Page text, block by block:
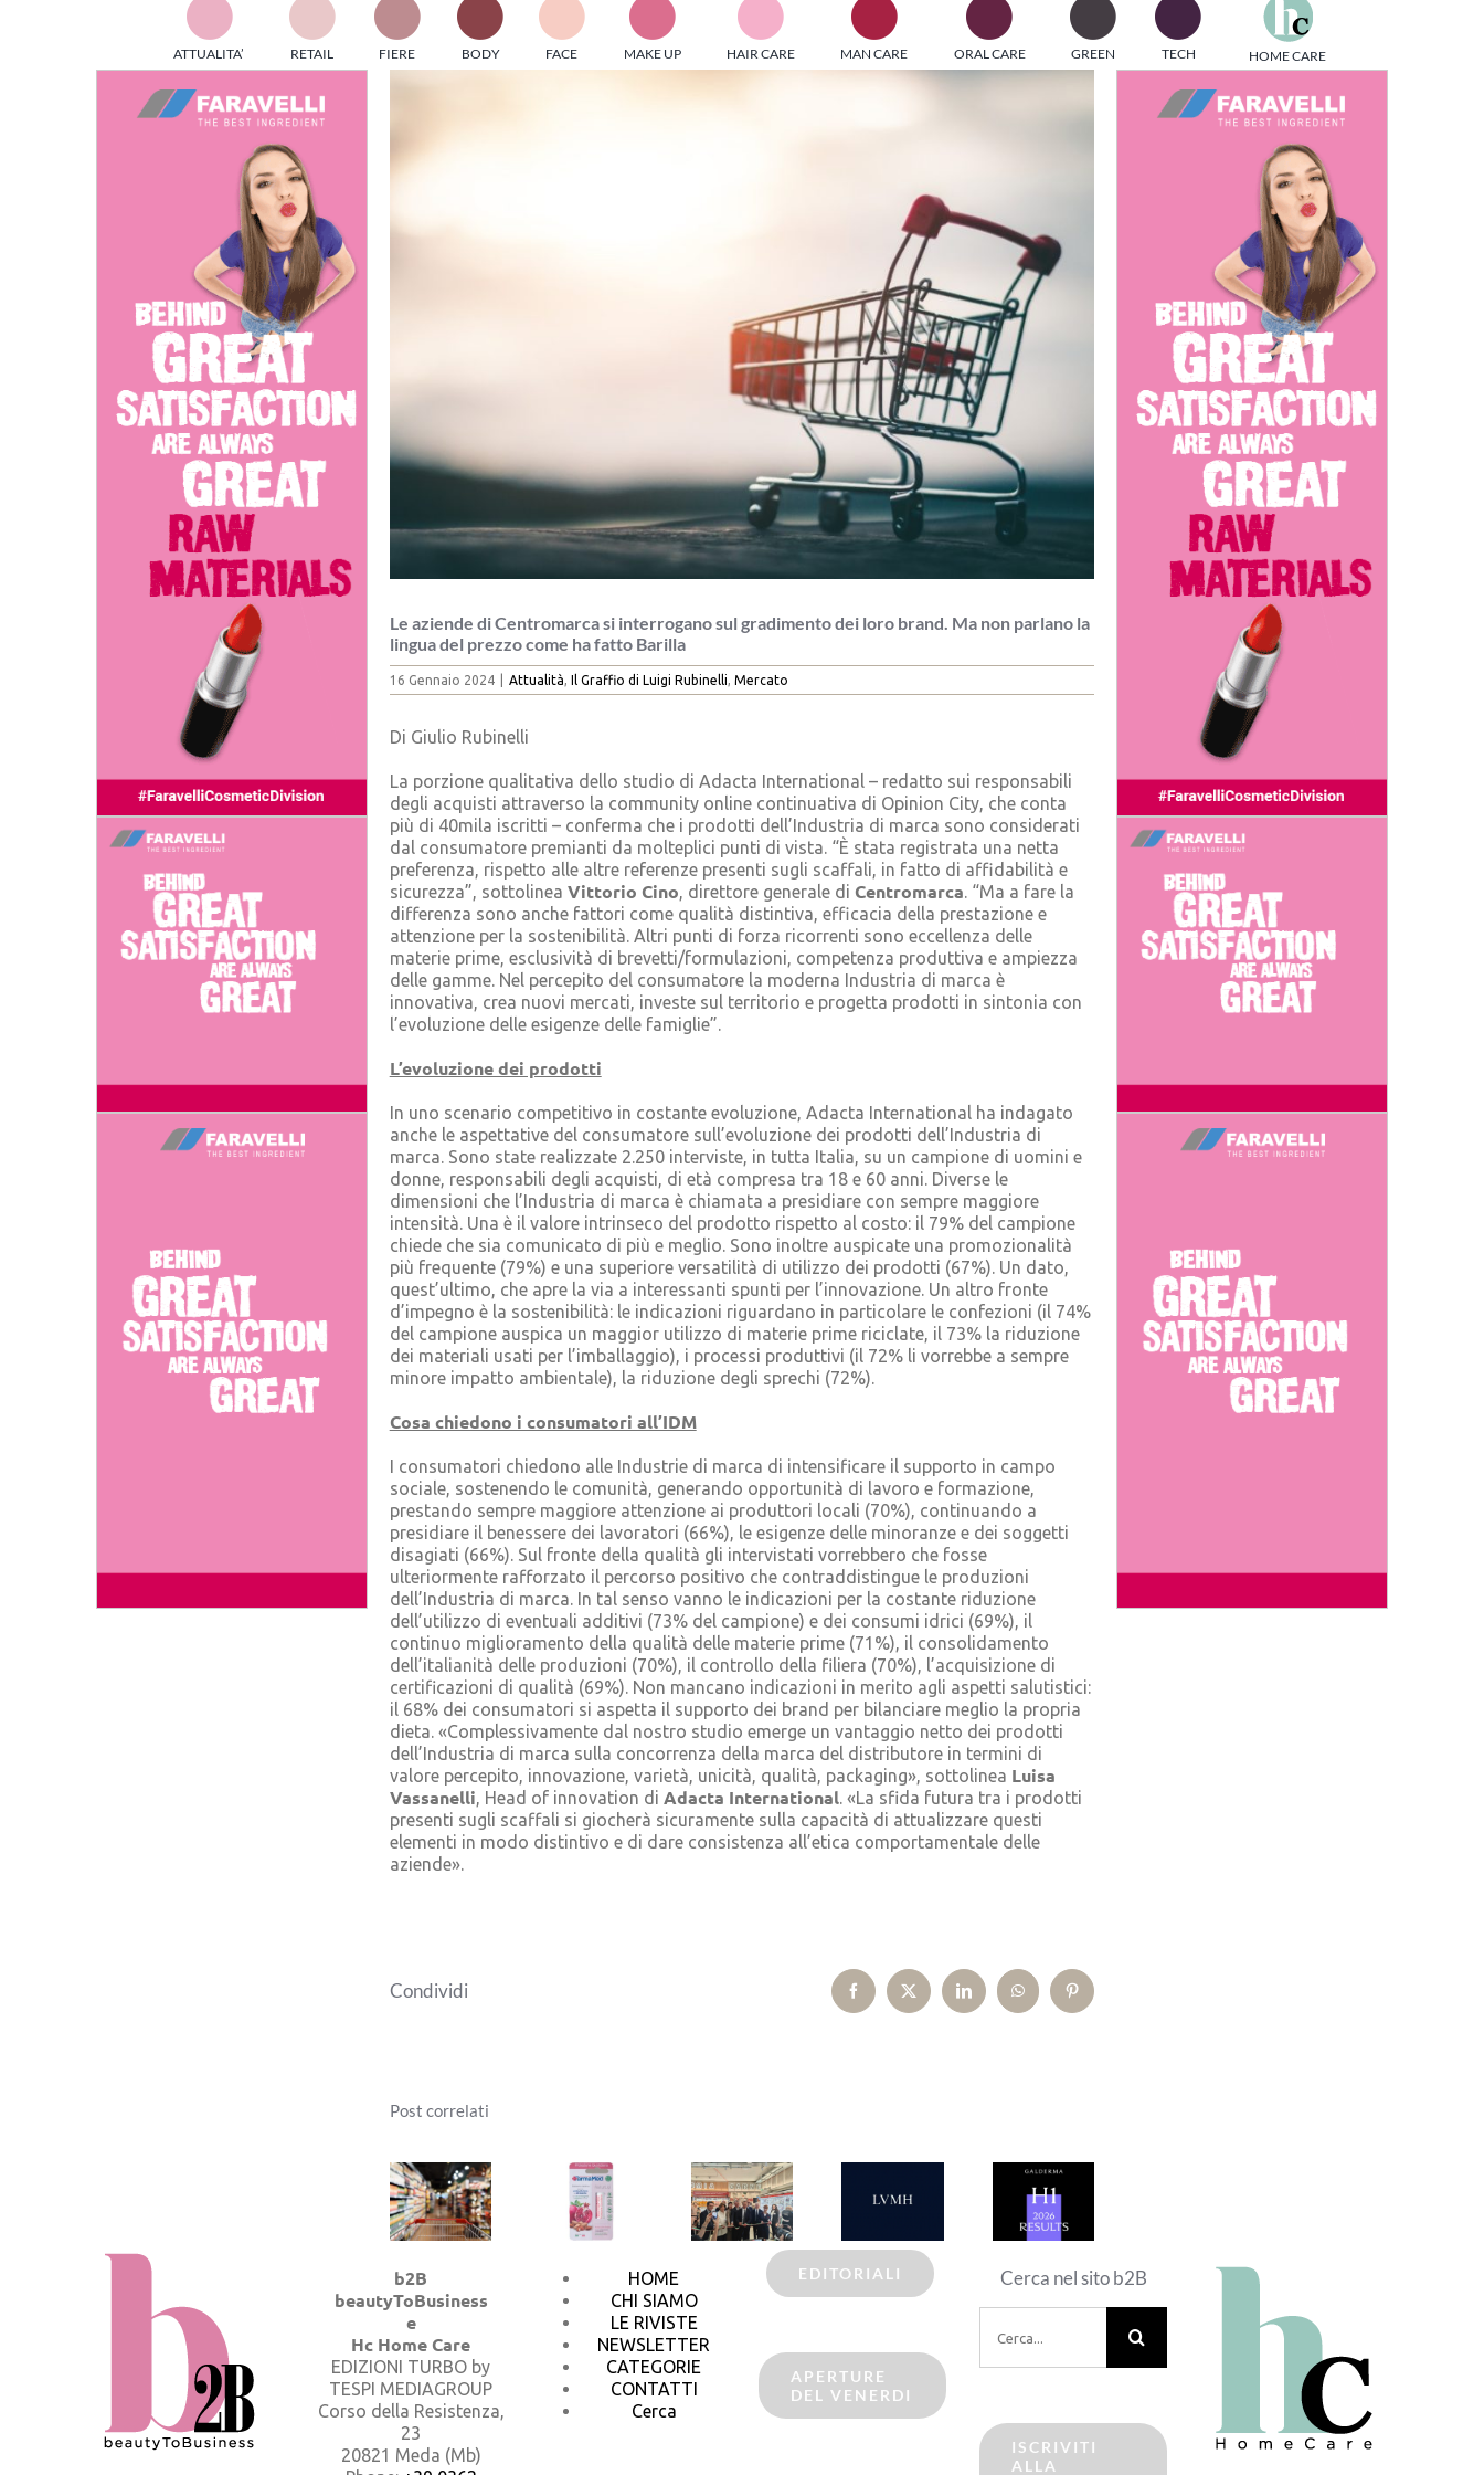
TESPI MEDIAGROUP racchiude un pool di società di comunicazione
ed editrici specializzate nell’informazione b2b. Edizioni Turbo, in
ATTUALITA’ RETAIL FIERE BODY FACE MAKE UP HAIR CARE MAN CARE ORAL CARE GREEN TECH HOME CARE
Le aziende di Centromarca si interrogano sul gradimento dei loro brand. Ma non parlano la
lingua del prezzo come ha fatto Barilla
16 Gennaio 2024 Attualità, Il Graffio di Luigi Rubinelli, Mercato
Di Giulio Rubinelli
La porzione qualitativa dello studio di Adacta International – redatto sui responsabili
degli acquisti attraverso la community online continuativa di Opinion City, che conta
più di 40mila iscritti – conferma che i prodotti dell’Industria di marca sono considerati
dal consumatore premianti da molteplici punti di vista. “È stata registrata una netta
preferenza, rispetto alle altre referenze presenti sugli scaffali, in fatto di affidabilità e
sicurezza”, sottolinea Vittorio Cino, direttore generale di Centromarca. “Ma a fare la
differenza sono anche fattori come qualità distintiva, efficacia della prestazione e
attenzione per la sostenibilità. Altri punti di forza ricorrenti sono eccellenza delle
materie prime, esclusività di brevetti/formulazioni, competenza produttiva e ampiezza
delle gamme. Nel percepito del consumatore la moderna Industria di marca è
innovativa, crea nuovi mercati, investe sul territorio e progetta prodotti in sintonia con
l’evoluzione delle esigenze delle famiglie”.
L’evoluzione dei prodotti
In uno scenario competitivo in costante evoluzione, Adacta International ha indagato
anche le aspettative del consumatore sull’evoluzione dei prodotti dell’Industria di
marca. Sono state realizzate 2.250 interviste, in tutta Italia, su un campione di uomini e
donne, responsabili degli acquisti, di età compresa tra 18 e 60 anni. Diverse le
dimensioni che l’Industria di marca è chiamata a presidiare con sempre maggiore
intensità. Una è il valore intrinseco del prodotto rispetto al costo: il 79% del campione
chiede che sia comunicato di più e meglio. Sono inoltre auspicate una promozionalità
più frequente (79%) e una superiore versatilità di utilizzo dei prodotti (67%). Un dato,
quest’ultimo, che apre la via a interessanti spunti per l’innovazione. Un altro fronte
d’impegno è la sostenibilità: le indicazioni riguardano in particolare le confezioni (il 74%
del campione auspica un maggior utilizzo di materie prime riciclate, il 73% la riduzione
dei materiali usati per l’imballaggio), i processi produttivi (il 72% li vorrebbe a sempre
minore impatto ambientale), la riduzione degli sprechi (72%).
Cosa chiedono i consumatori all’IDM
I consumatori chiedono alle Industrie di marca di intensificare il supporto in campo
sociale, sostenendo le comunità, generando opportunità di lavoro e formazione,
prestando sempre maggiore attenzione ai produttori locali (70%), continuando a
presidiare il benessere dei lavoratori (66%), le esigenze delle minoranze e dei soggetti
disagiati (66%). Sul fronte della qualità gli intervistati vorrebbero che fosse
ulteriormente rafforzato il percorso positivo che contraddistingue le produzioni
dell’Industria di marca. In tal senso vanno le indicazioni per la costante riduzione
dell’utilizzo di eventuali additivi (73% del campione) e dei consumi idrici (69%), il
continuo miglioramento della qualità delle materie prime (71%), il consolidamento
dell’italianità delle produzioni (70%), il controllo della filiera (70%), l’acquisizione di
certificazioni di qualità (69%). Non mancano indicazioni in merito agli aspetti salutistici:
il 68% dei consumatori si aspetta il supporto dei brand per bilanciare meglio la propria
dieta. «Complessivamente dal nostro studio emerge un vantaggio netto dei prodotti
dell’Industria di marca sulla concorrenza della marca del distributore in termini di
valore percepito, innovazione, varietà, unicità, qualità, packaging», sottolinea Luisa
Vassanelli, Head of innovation di Adacta International. «La sfida futura tra i prodotti
presenti sugli scaffali si giocherà sicuramente sulla capacità di attualizzare questi
elementi in modo distintivo e di dare consistenza all’etica comportamentale delle
aziende».
Condividi FacebookX LinkedInWhatsAppPinterest
Post correlati
mercato
manca
tutto
quello
che non
esporta
la linea
Farma
“La
guerra
dei
prezzi
non fa
a 38,6
di euro.
profumi,
e
Sephora
di
dollari
di ricavi
nel
primo
2026 e
alza la
b2B
beautyToBusiness
e
Hc Home Care
EDIZIONI TURBO by
TESPI MEDIAGROUP
Corso della Resistenza,
23
20821 Meda (Mb)
HOME
CHI SIAMO
LE RIVISTE
NEWSLETTER
CATEGORIE
CONTATTI
Cerca
EDITORIALI
APERTURE
DEL VENERDI
Cerca nel sito b2B
per:
ISCRIVITI
ALLA